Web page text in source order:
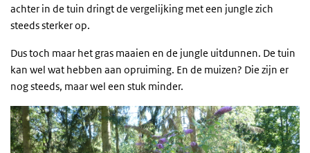
achter in de tuin dringt de vergelijking met een jungle zich
steeds sterker op.
Dus toch maar het gras maaien en de jungle uitdunnen. De tuin
kan wel wat hebben aan opruiming. En de muizen? Die zijn er
nog steeds, maar wel een stuk minder.